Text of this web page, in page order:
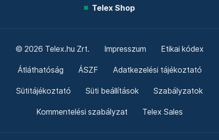
Telex Shop
© 2026 Telex.hu Zrt. Impresszum Etikai kódex
Átláthatóság ÁSZF Adatkezelési tájékoztató
Sütitájékoztató Süti beállítások Szabályzatok
Kommentelési szabályzat Telex Sales